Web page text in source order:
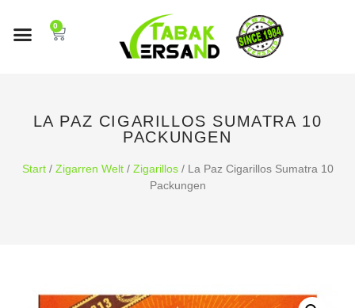
0
LA PAZ CIGARILLOS SUMATRA 10
PACKUNGEN
Start/ Zigarren Welt/ Zigarillos/ La Paz Cigarillos Sumatra 10
Packungen